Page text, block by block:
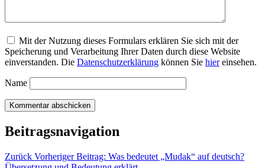
Mit der Nutzung dieses Formulars erklären Sie sich mit der
Speicherung und Verarbeitung Ihrer Daten durch diese Website
einverstanden. Die Datenschutzerklärung können Sie hiereinsehen.
Name
Beitragsnavigation
Zurück Vorheriger Beitrag: Was bedeutet „Mudak“ auf deutsch?